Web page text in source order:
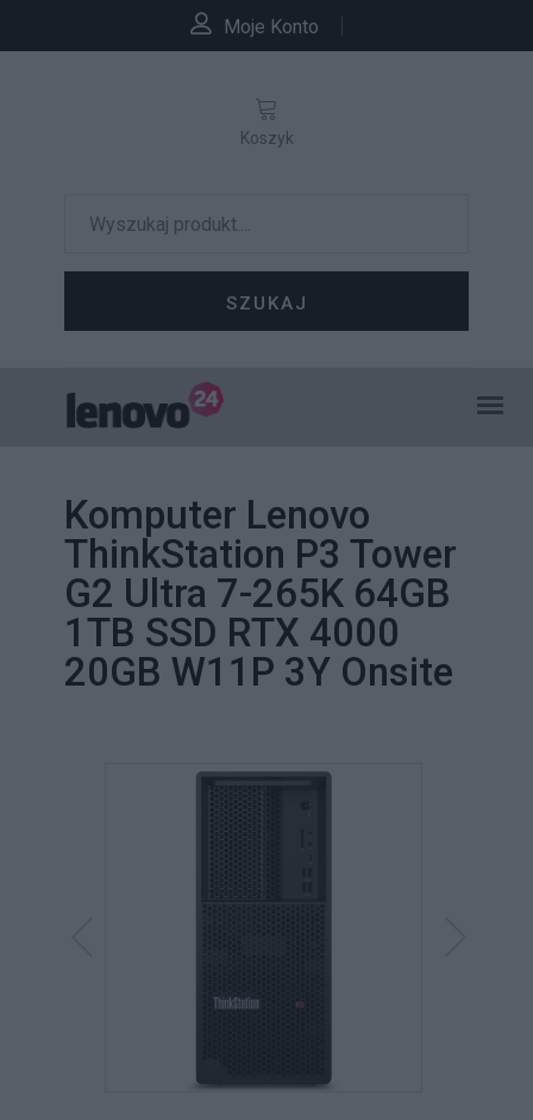
Moje Konto
SZUKAJ
Koszyk
Komputer Lenovo
ThinkStation P3 Tower
G2 Ultra 7-265K 64GB
1TB SSD RTX 4000
20GB W11P 3Y Onsite